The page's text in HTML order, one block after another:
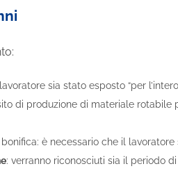
sia stato esposto “per
di produzione di materiale
è necessario che il
: verranno riconosciuti sia il periodo